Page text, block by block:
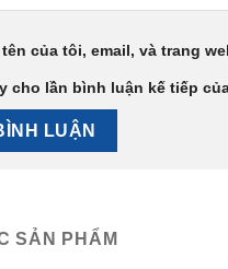
của tôi, email, và trang
cho lần bình luận kế tiếp
SẢN PHẨM